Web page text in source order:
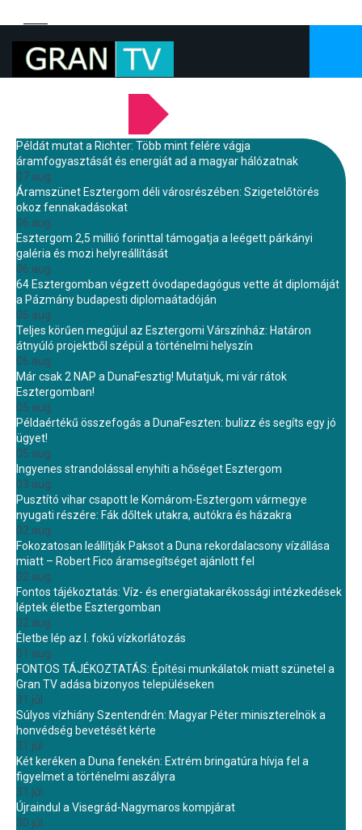
Példát mutat a Richter: Több mint felére vágja
áramfogyasztását és energiát ad a magyar hálózatnak
07 aug.
Áramszünet Esztergom déli városrészében: Szigetelőtörés
okoz fennakadásokat
06 aug.
Esztergom 2,5 millió forinttal támogatja a leégett párkányi
galéria és mozi helyreállítását
06 aug.
64 Esztergomban végzett óvodapedagógus vette át diplomáját
a Pázmány budapesti diplomaátadóján
06 aug.
Teljes körűen megújul az Esztergomi Várszínház: Határon
átnyúló projektből szépül a történelmi helyszín
06 aug.
Már csak 2 NAP a DunaFesztig! Mutatjuk, mi vár rátok
Esztergomban!
05 aug.
Példaértékű összefogás a DunaFeszten: bulizz és segíts egy jó
ügyet!
05 aug.
Ingyenes strandolással enyhíti a hőséget Esztergom
03 aug.
Pusztító vihar csapott le Komárom-Esztergom vármegye
nyugati részére: Fák dőltek utakra, autókra és házakra
02 aug.
Fokozatosan leállítják Paksot a Duna rekordalacsony vízállása
miatt – Robert Fico áramsegítséget ajánlott fel
02 aug.
Fontos tájékoztatás: Víz- és energiatakarékossági intézkedések
léptek életbe Esztergomban
02 aug.
Életbe lép az I. fokú vízkorlátozás
01 aug.
FONTOS TÁJÉKOZTATÁS: Építési munkálatok miatt szünetel a
Gran TV adása bizonyos településeken
31 júl.
Súlyos vízhiány Szentendrén: Magyar Péter miniszterelnök a
honvédség bevetését kérte
31 júl.
Két keréken a Duna fenekén: Extrém bringatúra hívja fel a
figyelmet a történelmi aszályra
31 júl.
Újraindul a Visegrád-Nagymaros kompjárat
30 júl.